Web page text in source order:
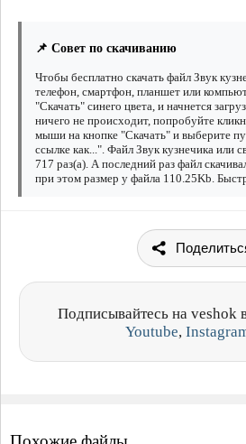
📌 Совет по скачиванию
Чтобы бесплатно скачать файл Звук
телефон, смартфон, планшет или
"Скачать" синего цвета, и начнется
ничего не происходит, попробуйте
мыши на кнопке "Скачать" и выберите
ссылке как...". Файл Звук кузнечика или
717 раз(а). А последний раз файл
при этом размер у файла 110.25Kb.
Подписывайтесь на veshok
Youtube,